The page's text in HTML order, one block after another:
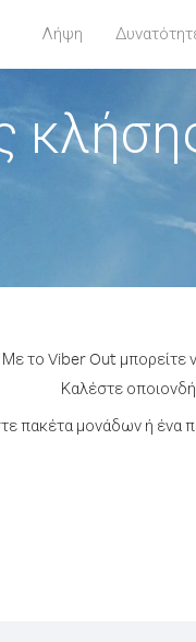
Λήψη
Με το Viber Out μπορείτε
Καλέστε
πακέτα μονάδων ή ένα